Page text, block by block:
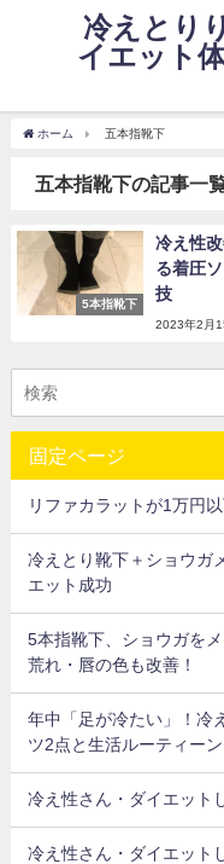
冷えとり
イエット
ホーム 五本指靴下
五本指靴下の記事一
5本指靴下
冷え性
る着圧
技
2023年2月
固定ページ
リファカラットが1万円
冷えとり靴下＋ショウガ
エット成功
5本指靴下、ショウガを
荒れ・唇の色も改善！
年中「足が冷たい」！冷
ツ2点と生活ルーティーン
冷え性さん・ダイエット
冷え性さん・ダイエット